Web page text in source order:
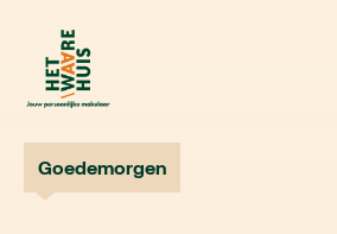
Goedemorgen